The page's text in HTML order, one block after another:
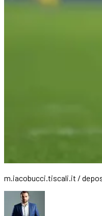
m.iacobucci.tiscali.it /